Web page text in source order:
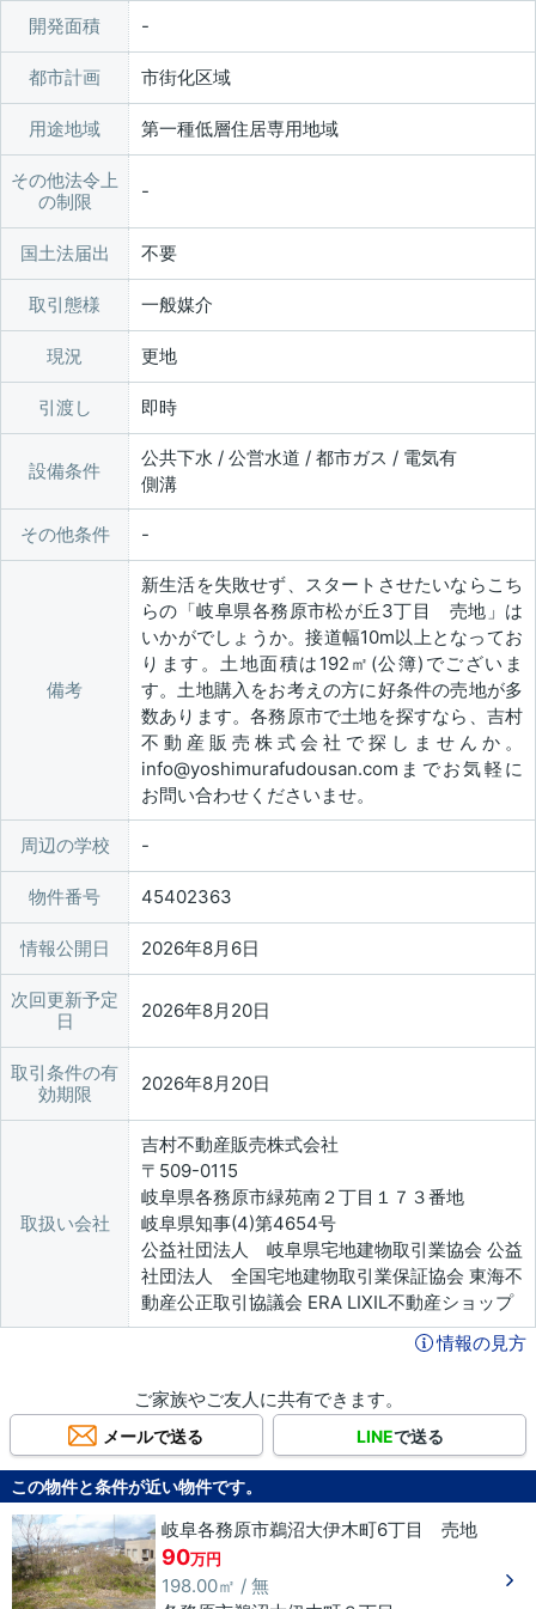
開発面積
都市計画 市街化区域
用途地域 第一種低層住居専用地域
その他法令上
の制限
国土法届出 不要
取引態様 一般媒介
現況 更地
引渡し 即時
設備条件
公共下水 / 公営水道 / 都市ガス / 電気有
側溝
その他条件
備考
新生活を失敗せず、スタートさせたいならこち
らの「岐阜県各務原市松が丘3丁目 売地」は
いかがでしょうか。接道幅10m以上となってお
ります。土地面積は192㎡(公簿)でございま
す。土地購入をお考えの方に好条件の売地が多
数あります。各務原市で土地を探すなら、吉村
不動産販売株式会社で探しませんか。
info@yoshimurafudousan.comまでお気軽に
お問い合わせくださいませ。
周辺の学校
物件番号 45402363
情報公開日 2026年8月6日
次回更新予定
日
2026年8月20日
取引条件の有
効期限
2026年8月20日
取扱い会社
吉村不動産販売株式会社
〒509-0115
岐阜県各務原市緑苑南２丁目１７３番地
岐阜県知事(4)第4654号
公益社団法人 岐阜県宅地建物取引業協会 公益
社団法人 全国宅地建物取引業保証協会 東海不
動産公正取引協議会 ERA LIXIL不動産ショップ
情報の見方
ご家族やご友人に共有できます。
メールで送る LINEで送る
この物件と条件が近い物件です。
岐阜各務原市鵜沼大伊木町6丁目 売地
90万円
198.00㎡ / 無